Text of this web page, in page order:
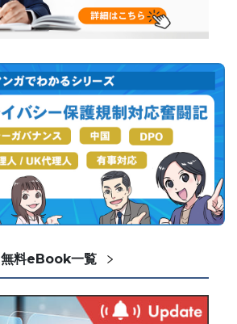
無料eBook一覧